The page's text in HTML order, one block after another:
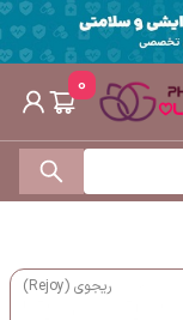
0
ریجوی (Rejoy)